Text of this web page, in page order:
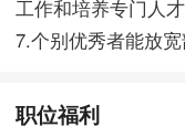
工作和培养专门人才
7.个别优秀者能放宽
职位福利